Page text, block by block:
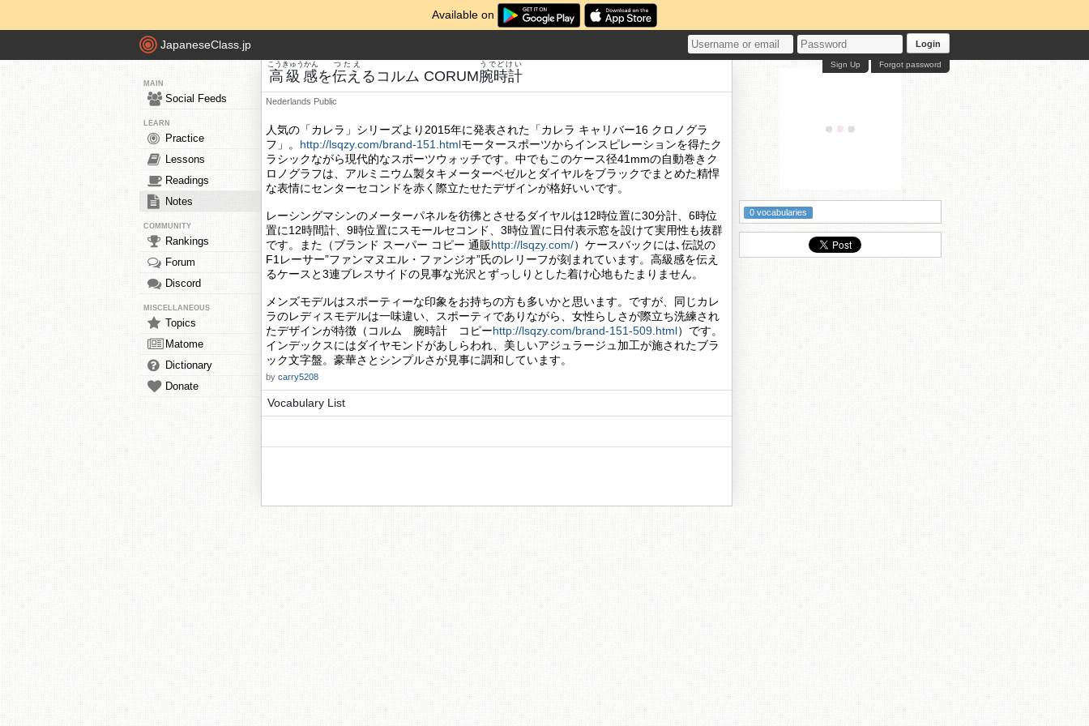
Available on
JapaneseClass.jp Login
Forgot password
Sign Up
MAIN
Social Feeds
LEARN
Practice
Lessons
Readings
Notes
COMMUNITY
Rankings
Forum
Discord
MISCELLANEOUS
Topics
Matome
Dictionary
Donate
高級感
こうきゅうかん
を伝え
つたえ
るコルム CORUM腕時計
うでどけい
Nederlands Public
人気の「カレラ」シリーズより2015年に発表された「カレラ キャリバー16 クロノグラ
フ」。 http://lsqzy.com/brand-151.htmlモータースポーツからインスピレーションを得たク
ラシックながら現代的なスポーツウォッチです。中でもこのケース径41mmの自動巻きク
ロノグラフは、アルミニウム製タキメーターベゼルとダイヤルをブラックでまとめた精悍
な表情にセンターセコンドを赤く際立たせたデザインが格好いいです。
レーシングマシンのメーターパネルを彷彿とさせるダイヤルは12時位置に30分計、6時位
置に12時間計、9時位置にスモールセコンド、3時位置に日付表示窓を設けて実用性も抜群
です。また（ブランド スーパー コピー 通販http://lsqzy.com/）ケースバックには､伝説の
F1レーサー”ファンマヌエル・ファンジオ”氏のレリーフが刻まれています。高級感を伝え
るケースと3連ブレスサイドの見事な光沢とずっしりとした着け心地もたまりません。
メンズモデルはスポーティーな印象をお持ちの方も多いかと思います。ですが、同じカレ
ラのレディスモデルは一味違い、スポーティでありながら、女性らしさが際立ち洗練され
たデザインが特徴（コルム 腕時計 コピーhttp://lsqzy.com/brand-151-509.html）です。
インデックスにはダイヤモンドがあしらわれ、美しいアジュラージュ加工が施されたブラ
ック文字盤。豪華さとシンプルさが見事に調和しています。
by carry5208
Vocabulary List
0 vocabularies